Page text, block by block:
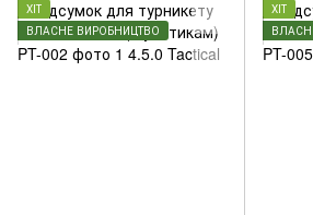
ХІТ
ВЛАСНЕ ВИРОБНИЦТВО
ХІТ